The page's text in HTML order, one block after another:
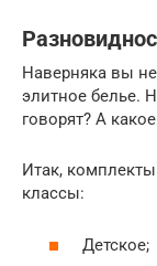
Наверняка вы
элитное белье.
говорят? А
Итак,
классы:
Детское;